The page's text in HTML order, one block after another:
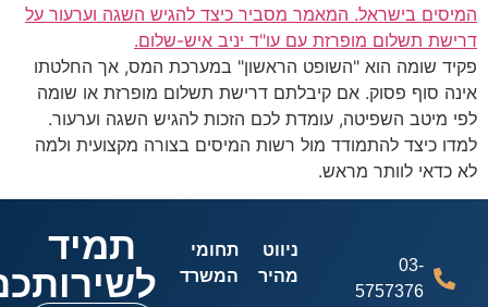
שומה הוא "השופט הראשון" במערכת המס, אך החלטתו
סוף פסוק. אם קיבלתם דרישת תשלום מופרזת או שומה
מיטב השפיטה, עומדת לכם הזכות להגיש השגה וערעור.
כיצד להתמודד מול רשות המיסים בצורה מקצועית ולמה
כדאי לוותר מראש.
03-
5757376
ניווט
מהיר
תחומי
המשרד
תמיד
לשירותכם!